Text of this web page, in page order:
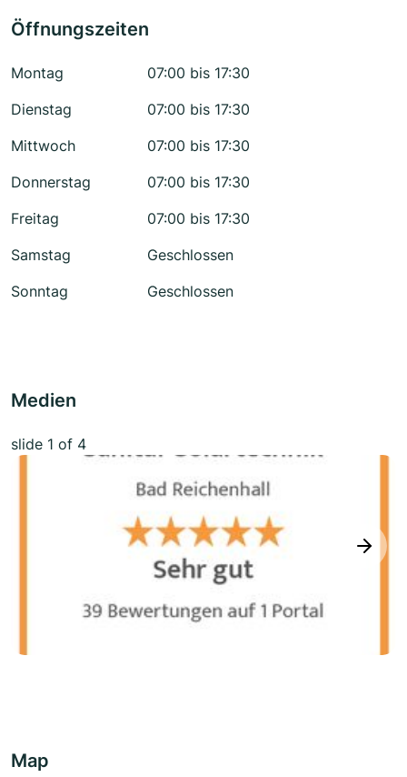
Öffnungszeiten
Montag
07:00 bis 17:30
Dienstag
07:00 bis 17:30
Mittwoch
07:00 bis 17:30
Donnerstag
07:00 bis 17:30
Freitag
07:00 bis 17:30
Samstag
Geschlossen
Sonntag
Geschlossen
Medien
next
slide 1 of 4
Map